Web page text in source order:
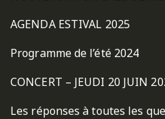
AGENDA ESTIVAL 2025
Programme de l’été 2024
CONCERT – JEUDI 20 JUIN
Les réponses à toutes les